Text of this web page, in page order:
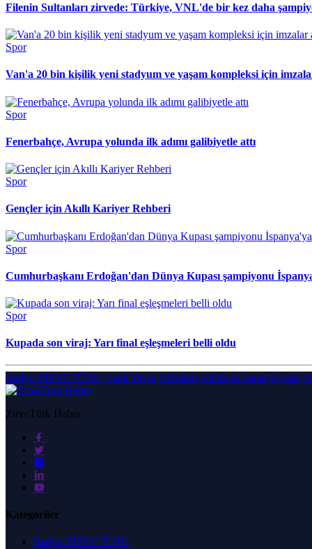
Filenin Sultanları zirvede: Türkiye, VNL'de bir kez daha
Spor
Van'a 20 bin kişilik yeni stadyum ve yaşam kompleksi için
Spor
Fenerbahçe, Avrupa yolunda ilk adımı galibiyetle attı
Spor
Gençler için Akıllı Kariyer Rehberi
Spor
Cumhurbaşkanı Erdoğan'dan Dünya Kupası şampiyonu
Spor
Kupada son viraj: Yarı final eşleşmeleri belli oldu
Radyo ZİRVETÜRK Canlı Yayın Gündem Kültür & Sanat Siyaset
ZirveTürk Haber
Kategoriler
Radyo ZİRVETÜRK